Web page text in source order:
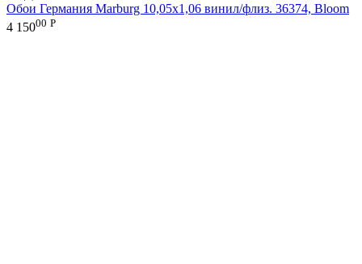
Обои Германия Marburg 10,05x1,06 винил/флиз. 36374, Bloom
4 15000 Р